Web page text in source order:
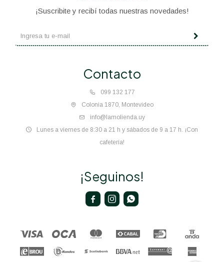
Contacto
099 132 177
Colonia 1870, Montevideo
info@lamolienda.uy
Lunes a viernes de 8:30 a 21 h y sábados de 9 a 17 h. ¡Con
cafetería!
¡Suscribite y recibí todas nuestras novedades!
¡Seguinos!
  